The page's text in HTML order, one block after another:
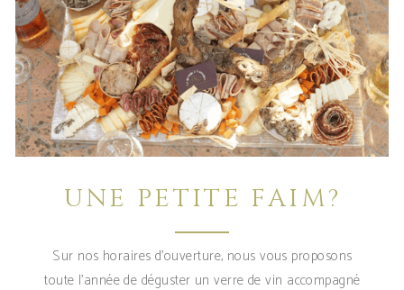
UNE PETITE FAIM?
Sur nos horaires d’ouverture, nous vous proposons
toute l'année de déguster un verre de vin accompagné